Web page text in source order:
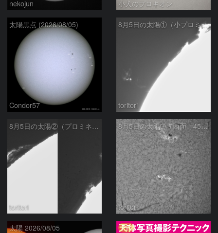
nekojun 小犬のプロキオン
太陽黒点 (2026/08/05)
Condor57
8月5日の太陽①（小プロミネン噴出 ）
toritori
8月5日の太陽②（プロミネンス北東縁 ）
toritori
8月5日の太陽➂（西面 4502 C1.7フレア ）
toritori
太陽 2026/08/05 PR